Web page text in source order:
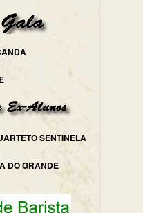
SENTINELA
DO GRANDE